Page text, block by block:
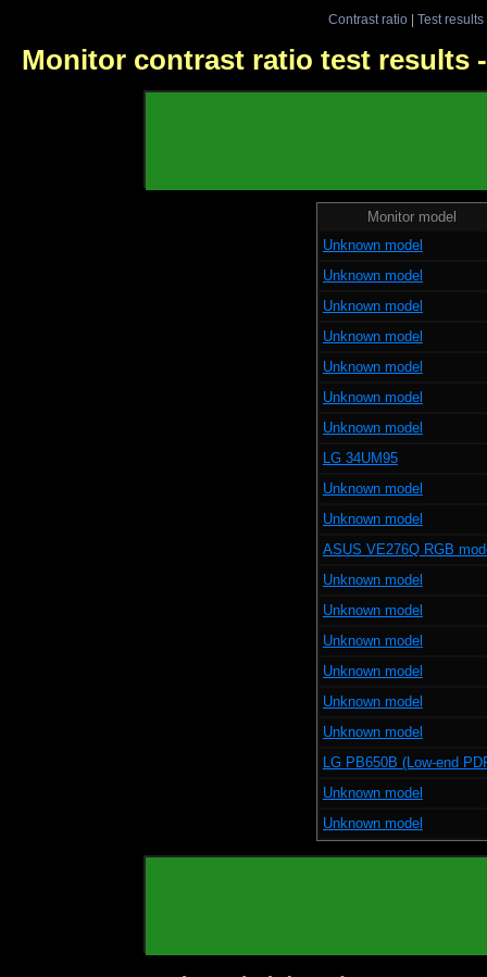
Contrast ratio| Test results
Monitor contrast ratio test results
Monitor model
Unknown model
Unknown model
Unknown model
Unknown model
Unknown model
Unknown model
Unknown model
LG 34UM95
Unknown model
Unknown model
ASUS VE276Q RGB
Unknown model
Unknown model
Unknown model
Unknown model
Unknown model
Unknown model
LG PB650B (Low-end
Unknown model
Unknown model